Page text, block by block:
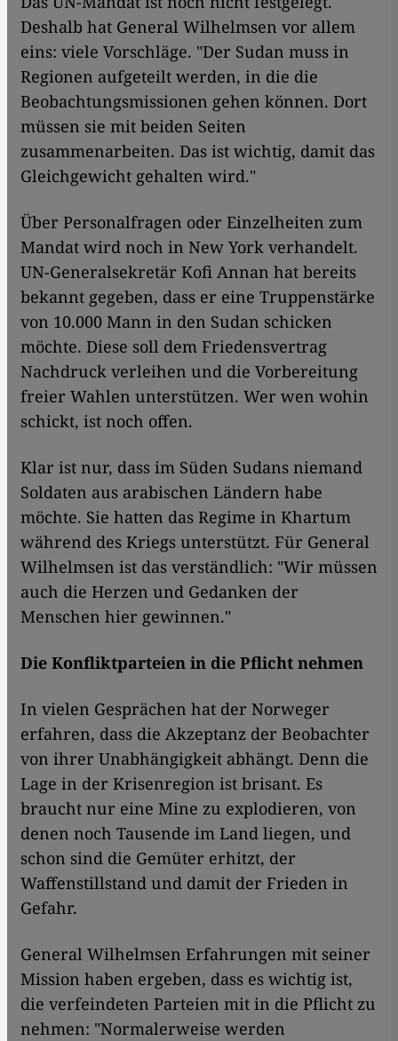
Deshalb hat General Wilhelmsen vor allem
eins: viele Vorschläge. "Der Sudan muss in
Regionen aufgeteilt werden, in die die
Beobachtungsmissionen gehen können. Dort
müssen sie mit beiden Seiten
zusammenarbeiten. Das ist wichtig, damit das
Gleichgewicht gehalten wird."
Über Personalfragen oder Einzelheiten zum
Mandat wird noch in New York verhandelt.
UN-Generalsekretär Kofi Annan hat bereits
bekannt gegeben, dass er eine Truppenstärke
von 10.000 Mann in den Sudan schicken
möchte. Diese soll dem Friedensvertrag
Nachdruck verleihen und die Vorbereitung
freier Wahlen unterstützen. Wer wen wohin
schickt, ist noch offen.
Klar ist nur, dass im Süden Sudans niemand
Soldaten aus arabischen Ländern habe
möchte. Sie hatten das Regime in Khartum
während des Kriegs unterstützt. Für General
Wilhelmsen ist das verständlich: "Wir müssen
auch die Herzen und Gedanken der
Menschen hier gewinnen."
Die Konfliktparteien in die Pflicht nehmen
In vielen Gesprächen hat der Norweger
erfahren, dass die Akzeptanz der Beobachter
von ihrer Unabhängigkeit abhängt. Denn die
Lage in der Krisenregion ist brisant. Es
braucht nur eine Mine zu explodieren, von
denen noch Tausende im Land liegen, und
schon sind die Gemüter erhitzt, der
Waffenstillstand und damit der Frieden in
Gefahr.
General Wilhelmsen Erfahrungen mit seiner
Mission haben ergeben, dass es wichtig ist,
die verfeindeten Parteien mit in die Pflicht zu
nehmen: "Normalerweise werden